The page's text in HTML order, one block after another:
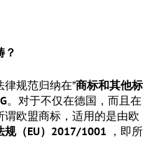
？
规范归纳在”商标和其他标
。对于不仅在德国，而且在
欧盟商标，适用的是由欧
规（EU）2017/1001 ，即所